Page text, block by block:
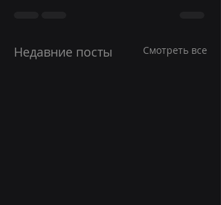
Недавние посты Смотреть все